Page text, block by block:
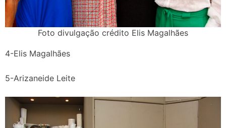
Foto divulgação crédito Elis Magalhães
4-Elis Magalhães
5-Arizaneide Leite